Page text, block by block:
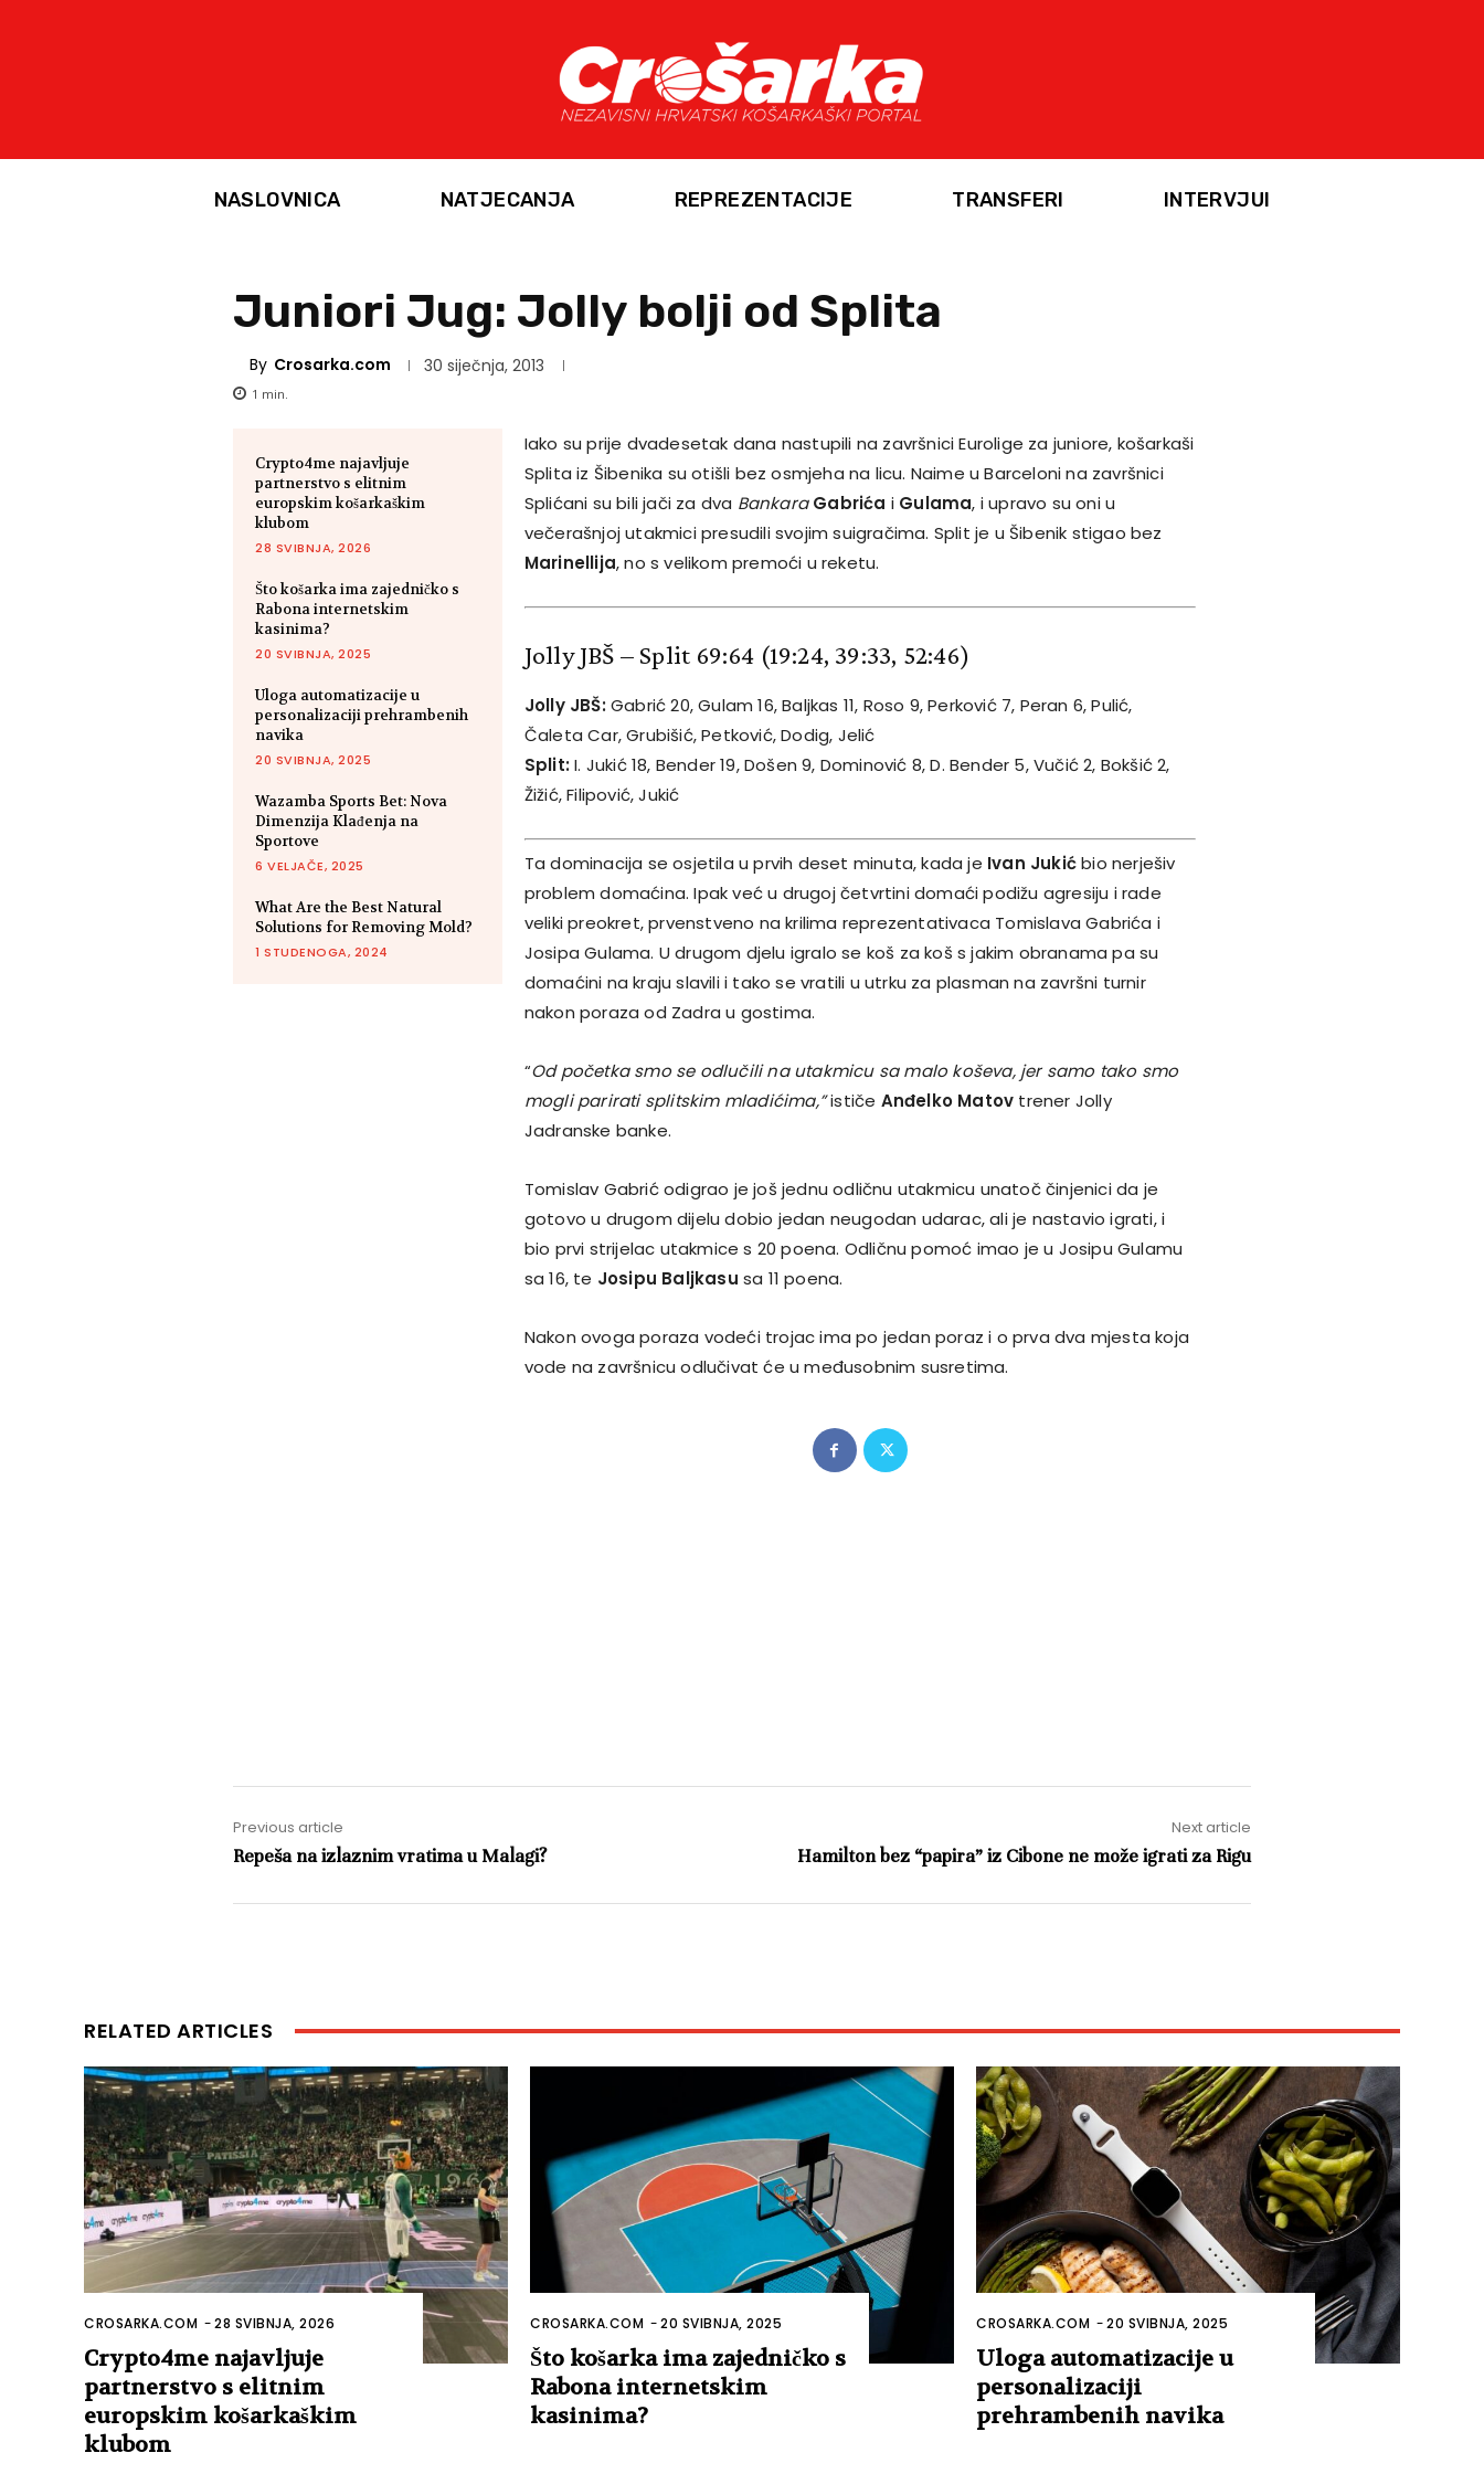
NASLOVNICA NATJECANJA REPREZENTACIJE TRANSFERI INTERVJUI
Juniori Jug: Jolly bolji od Splita
By Crosarka.com 30 siječnja, 2013
1 min.
Crypto4me najavljuje
partnerstvo s elitnim
europskim košarkaškim
klubom
28 SVIBNJA, 2026
Što košarka ima zajedničko s
Rabona internetskim
kasinima?
20 SVIBNJA, 2025
Uloga automatizacije u
personalizaciji prehrambenih
navika
20 SVIBNJA, 2025
Wazamba Sports Bet: Nova
Dimenzija Klađenja na
Sportove
6 VELJAČE, 2025
What Are the Best Natural
Solutions for Removing Mold?
1 STUDENOGA, 2024
Iako su prije dvadesetak dana nastupili na završnici Eurolige za juniore, košarkaši
Splita iz Šibenika su otišli bez osmjeha na licu. Naime u Barceloni na završnici
Splićani su bili jači za dva Bankara Gabrića i Gulama, i upravo su oni u
večerašnjoj utakmici presudili svojim suigračima. Split je u Šibenik stigao bez
Marinellija, no s velikom premoći u reketu.
Jolly JBŠ – Split 69:64 (19:24, 39:33, 52:46)
Jolly JBŠ:Gabrić 20, Gulam 16, Baljkas 11, Roso 9, Perković 7, Peran 6, Pulić,
Čaleta Car, Grubišić, Petković, Dodig, Jelić
Split:I. Jukić 18, Bender 19, Došen 9, Dominović 8, D. Bender 5, Vučić 2, Bokšić 2,
Žižić, Filipović, Jukić
Ta dominacija se osjetila u prvih deset minuta, kada je Ivan Jukićbio nerješiv
problem domaćina. Ipak već u drugoj četvrtini domaći podižu agresiju i rade
veliki preokret, prvenstveno na krilima reprezentativaca Tomislava Gabrića i
Josipa Gulama. U drugom djelu igralo se koš za koš s jakim obranama pa su
domaćini na kraju slavili i tako se vratili u utrku za plasman na završni turnir
nakon poraza od Zadra u gostima.
“Od početka smo se odlučili na utakmicu sa malo koševa, jer samo tako smo
mogli parirati splitskim mladićima,”ističe Anđelko Matov trener Jolly
Jadranske banke.
Tomislav Gabrić odigrao je još jednu odličnu utakmicu unatoč činjenici da je
gotovo u drugom dijelu dobio jedan neugodan udarac, ali je nastavio igrati, i
bio prvi strijelac utakmice s 20 poena. Odličnu pomoć imao je u Josipu Gulamu
sa 16, te Josipu Baljkasu sa 11 poena.
Nakon ovoga poraza vodeći trojac ima po jedan poraz i o prva dva mjesta koja
vode na završnicu odlučivat će u međusobnim susretima.
Previous article
Repeša na izlaznim vratima u Malagi?
Next article
Hamilton bez “papira” iz Cibone ne može igrati za Rigu
RELATED ARTICLES
CROSARKA.COM -28 SVIBNJA, 2026
Crypto4me najavljuje
partnerstvo s elitnim
europskim košarkaškim
klubom
CROSARKA.COM -20 SVIBNJA, 2025
Što košarka ima zajedničko s
Rabona internetskim
kasinima?
CROSARKA.COM -20 SVIBNJA, 2025
Uloga automatizacije u
personalizaciji
prehrambenih navika